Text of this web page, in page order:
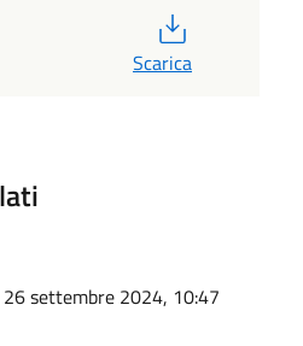
Scarica
26 settembre 2024, 10:47